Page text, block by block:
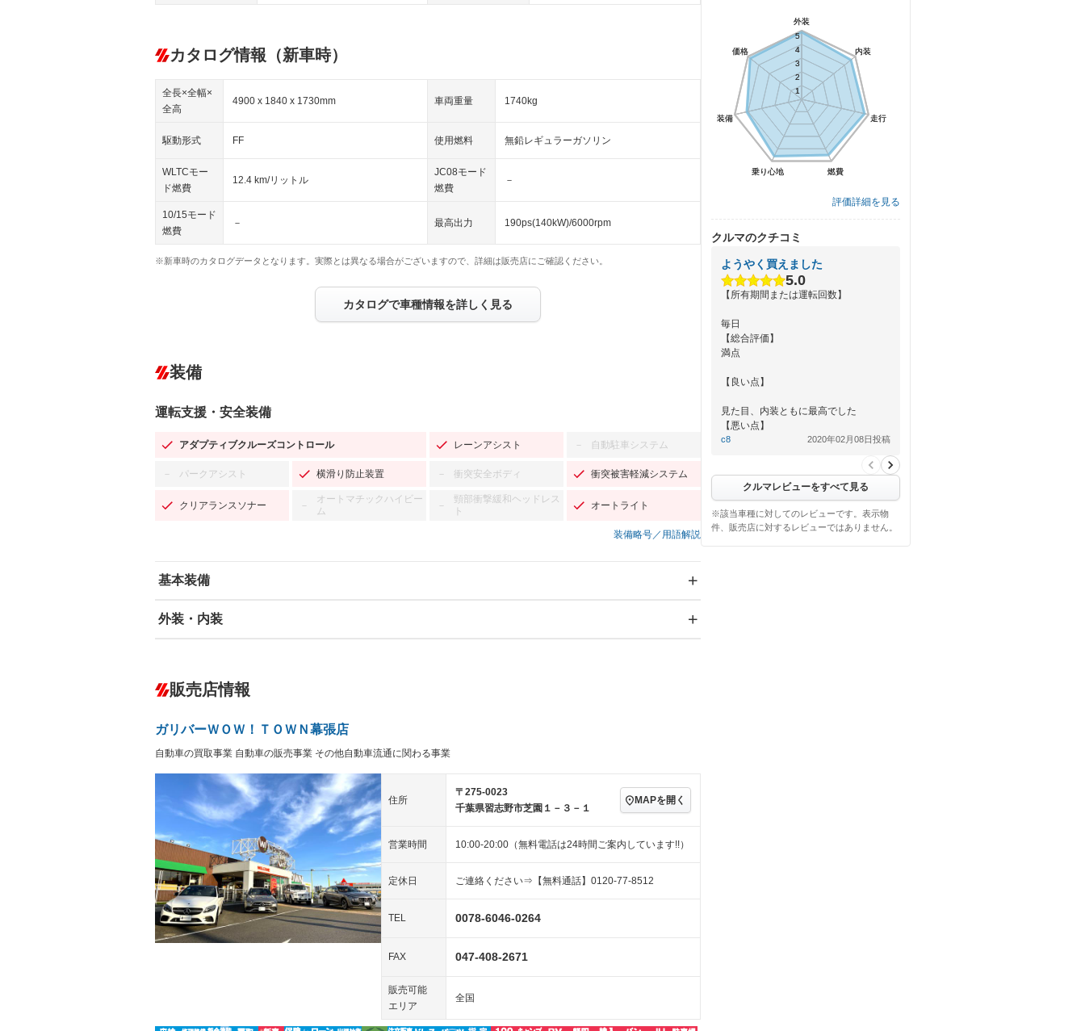
カタログ情報（新車時）
全長×全幅×
全高
4900 x 1840 x 1730mm 車両重量 1740kg
駆動形式 FF 使用燃料 無鉛レギュラーガソリン
WLTCモー
ド燃費
12.4 km/リットル
JC08モード
燃費
－
10/15モード
燃費
－ 最高出力 190ps(140kW)/6000rpm
※新車時のカタログデータとなります。実際とは異なる場合がございますので、詳細は販売店にご確認ください。
カタログで車種情報を詳しく見る
装備
運転支援・安全装備
アダプティブクルーズコントロール レーンアシスト － 自動駐車システム
－ パークアシスト 横滑り防止装置 － 衝突安全ボディ 衝突被害軽減システム
クリアランスソナー －
オートマチックハイビー
ム
－
頸部衝撃緩和ヘッドレス
ト
オートライト
装備略号／用語解説
基本装備
エアバッグ：運転席/助手席/サイド
－ ダウンヒルアシストコントロール
Bluetooth接続 100V電源
装備略号／用語解説
外装・内装
オーディオ：CDまたはCDチェンジャー
－
ー
－ 革シート
LEDヘッドランプ － HID(キセノンライト) －
－ エアロ スマートキー ローダウン
ランフラットタイヤ パワーシート 3列シート ベンチシート
－ フルフラットシート チップアップシート オットマン － 電動格納サードシート
シートヒーター － ウォークスルー 後席モニター
－ フロントカメラ － シートエアコン
ルーフレール エアサスペンション
販売店情報
ガリバーＷＯＷ！ＴＯＷＮ幕張店
自動車の買取事業 自動車の販売事業 その他自動車流通に関わる事業
住所
〒275-0023
千葉県習志野市芝園１－３－１
MAPを開く
営業時間 10:00-20:00（無料電話は24時間ご案内しています!!）
定休日 ご連絡ください⇒【無料通話】0120-77-8512
TEL 0078-6046-0264
FAX 047-408-2671
販売可能
エリア
全国
外装
内装
走行
燃費
乗り心地
装備
価格
1
2
3
4
5
外装
内装
走行
燃費
乗り心地
装備
価格
1
2
3
4
5
評価詳細を見る
クルマのクチコミ
ようやく買えました
5.0
【所有期間または運転回数】
毎日
【総合評価】
満点
【良い点】
見た目、内装ともに最高でした
【悪い点】
今のところ無い
c8 2020年02月08日投稿
クルマレビューをすべて見る
※該当車種に対してのレビューです。表示物
件、販売店に対するレビューではありません。